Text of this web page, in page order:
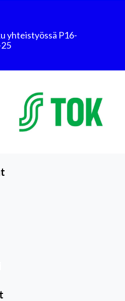
yhteistyössä P16-